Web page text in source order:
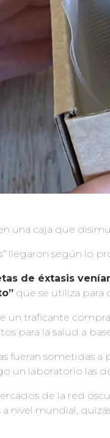
una caja que
llegaron según lo
de éxtasis
que se utiliza para
un traficante
para la salud a
fueran sometidas
un laboratorio las
de la red
nivel mundial,